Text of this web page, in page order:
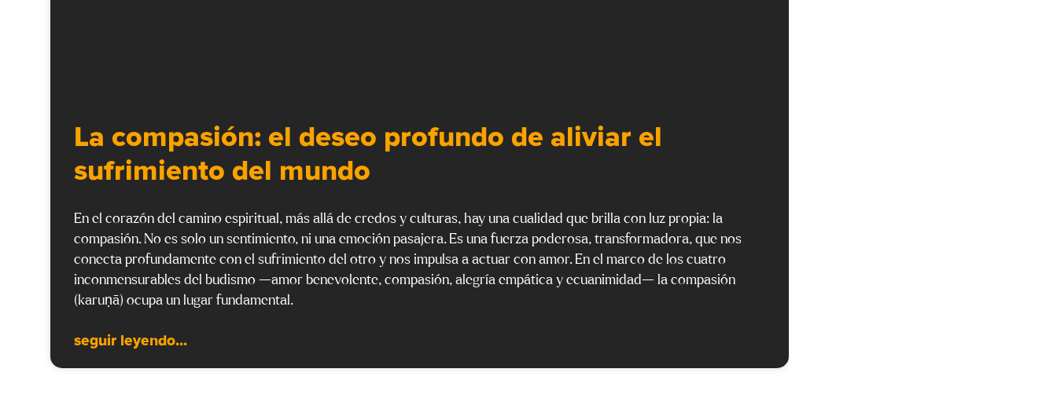
La compasión: el deseo profundo de aliviar el
sufrimiento del mundo
En el corazón del camino espiritual, más allá de credos y culturas, hay una cualidad que brilla con luz propia: la
compasión. No es solo un sentimiento, ni una emoción pasajera. Es una fuerza poderosa, transformadora, que nos
conecta profundamente con el sufrimiento del otro y nos impulsa a actuar con amor. En el marco de los cuatro
inconmensurables del budismo —amor benevolente, compasión, alegría empática y ecuanimidad— la compasión
(karuṇā) ocupa un lugar fundamental.
seguir leyendo...